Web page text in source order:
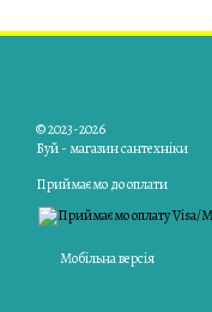
© 2023-2026
Буй - магазин сантехніки
Приймаємо до оплати
Мобільна версія